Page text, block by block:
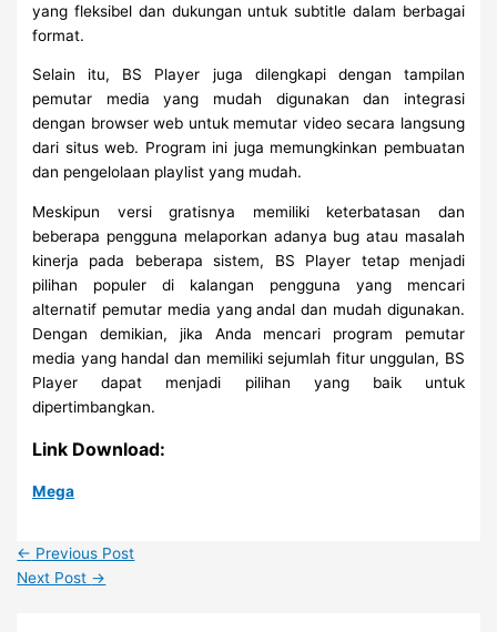
yang fleksibel dan dukungan untuk subtitle dalam berbagai
format.
Selain itu, BS Player juga dilengkapi dengan tampilan
pemutar media yang mudah digunakan dan integrasi
dengan browser web untuk memutar video secara langsung
dari situs web. Program ini juga memungkinkan pembuatan
dan pengelolaan playlist yang mudah.
Meskipun versi gratisnya memiliki keterbatasan dan
beberapa pengguna melaporkan adanya bug atau masalah
kinerja pada beberapa sistem, BS Player tetap menjadi
pilihan populer di kalangan pengguna yang mencari
alternatif pemutar media yang andal dan mudah digunakan.
Dengan demikian, jika Anda mencari program pemutar
media yang handal dan memiliki sejumlah fitur unggulan, BS
Player dapat menjadi pilihan yang baik untuk
dipertimbangkan.
Link Download:
Mega
← Previous Post
Next Post →